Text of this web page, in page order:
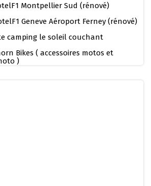
Montpellier Sud (rénové)
Geneve Aéroport Ferney (rénové)
camping le soleil couchant
Bikes ( accessoires motos et
)